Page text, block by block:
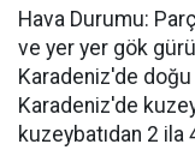
Hava Durumu:
ve yer yer gök
Karadeniz'de
Karadeniz'de
kuzeybatıdan 2 ila